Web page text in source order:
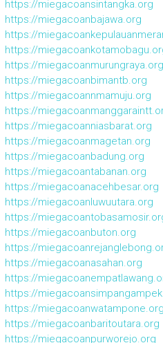
https://miegacoansintangka.org
https://miegacoanbajawa.org
https://
https://
https://miegacoanmurungraya.org
https://miegacoanbimantb.org
https://miegacoannmamuju.org
https://
https://miegacoanniasbarat.org
https://miegacoanmagetan.org
https://miegacoanbadung.org
https://miegacoantabanan.org
https://miegacoanacehbesar.org
https://miegacoanluwuutara.org
https://
https://miegacoanbuton.org
https://
https://miegacoanasahan.org
https://
https://
https://miegacoanwatampone.org
https://miegacoanbaritoutara.org
https://miegacoanpurworejo.org